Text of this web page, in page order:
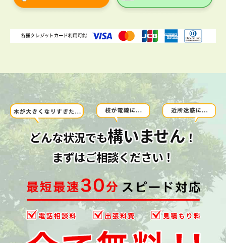
どんな状況でも構いません！
まずはご相談ください！